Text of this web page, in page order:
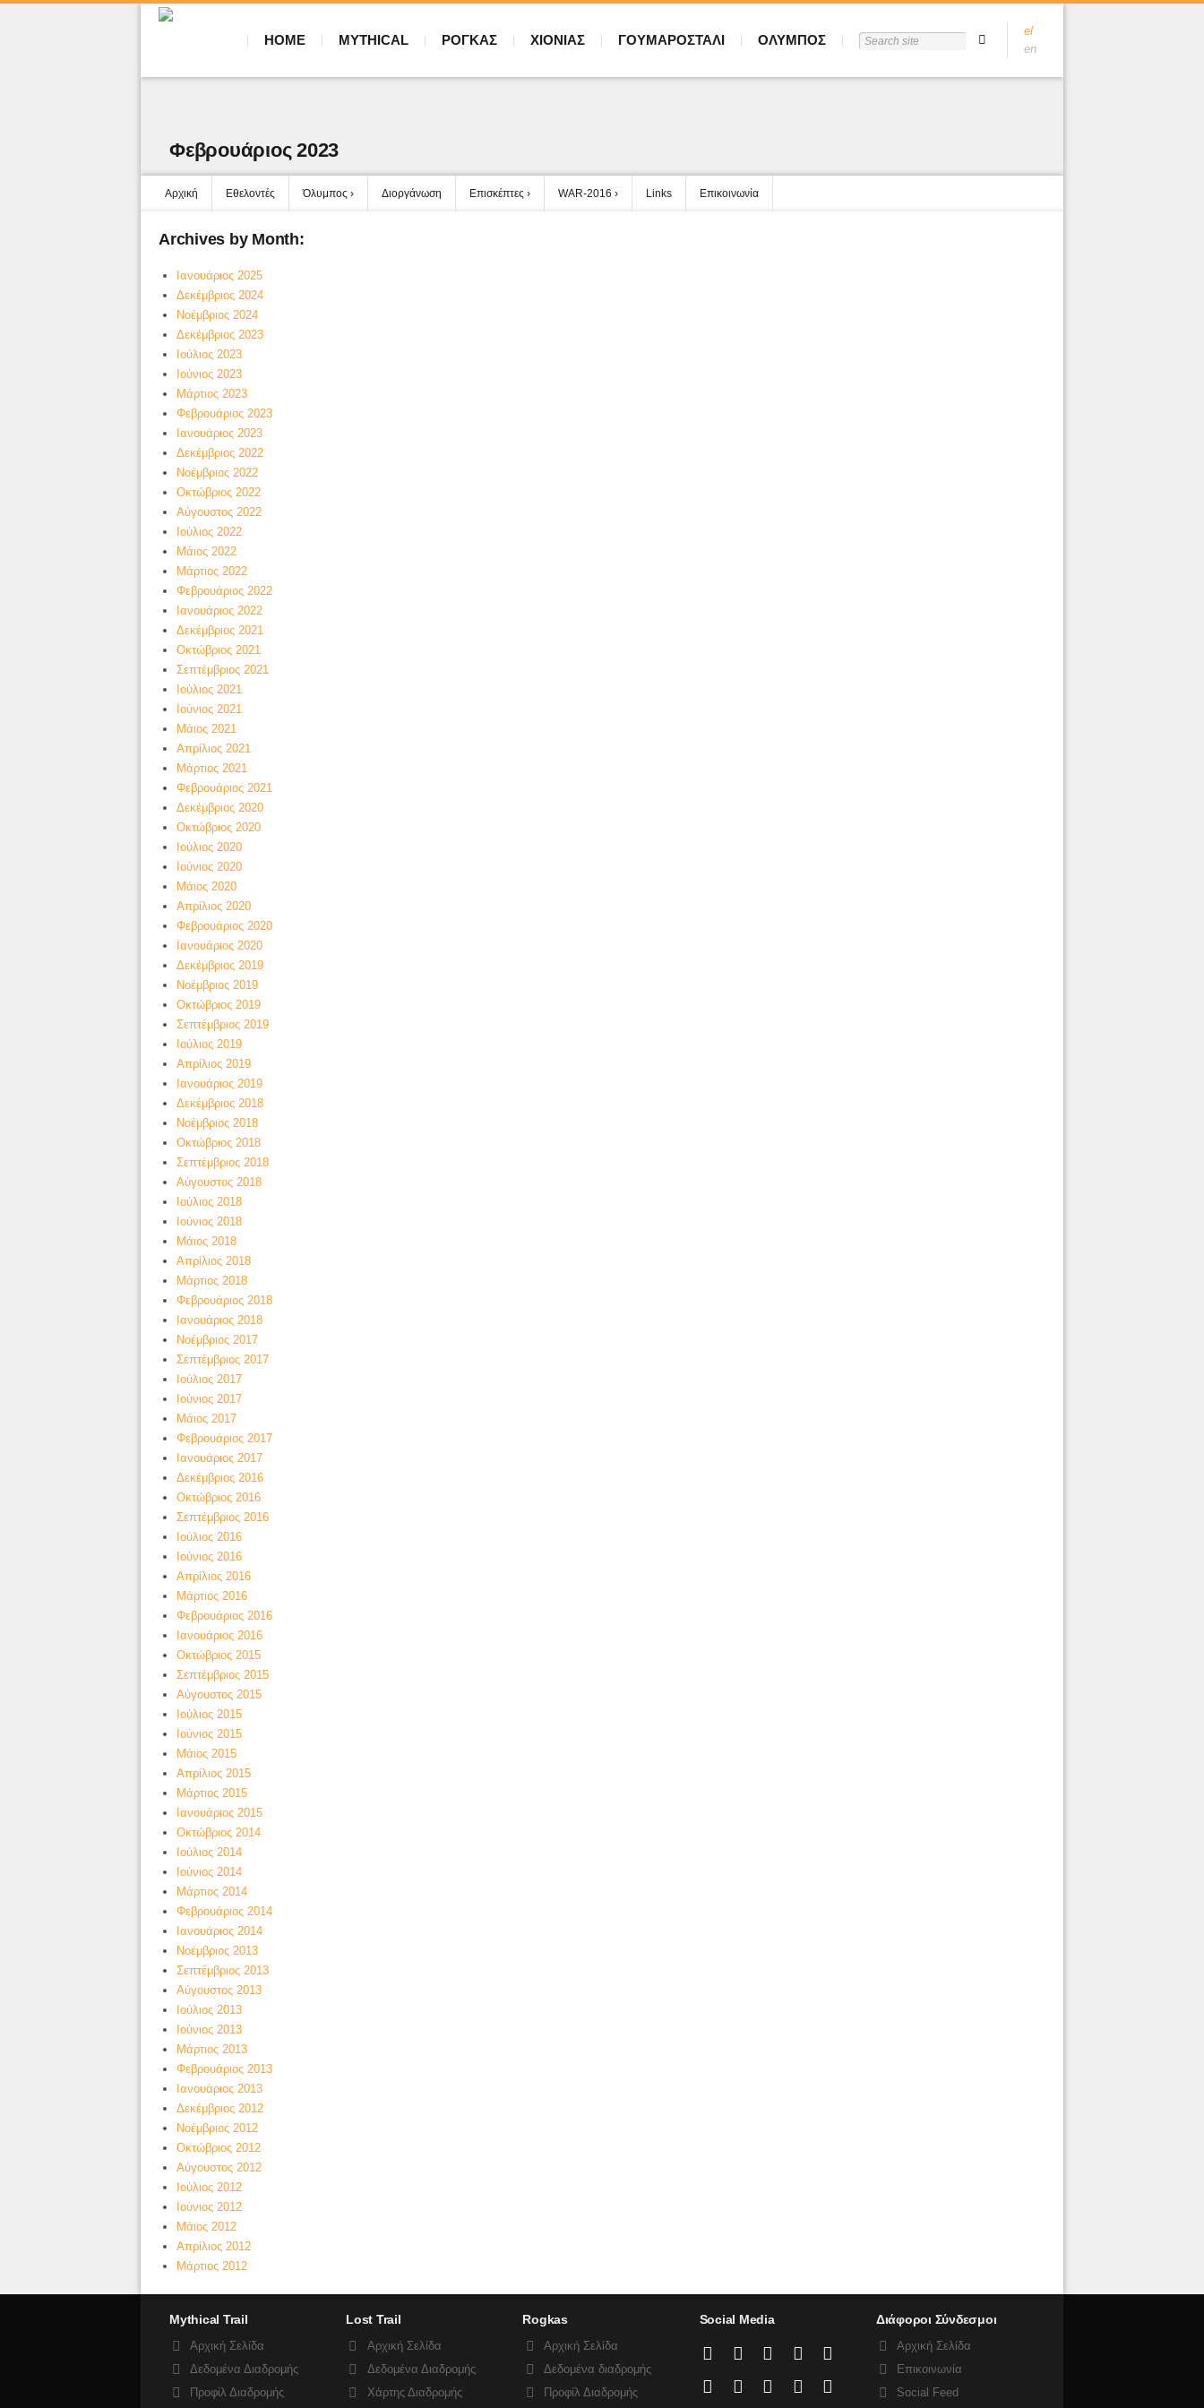
el
en
HOME MYTHICAL ΡΟΓΚΑΣ ΧΙΟΝΙΑΣ ΓΟΥΜΑΡΟΣΤΑΛΙ ΟΛΥΜΠΟΣ
Φεβρουάριος 2023
Αρχική Εθελοντές Όλυμπος Διοργάνωση Επισκέπτες WAR-2016 Links Επικοινωνία
Archives by Month:
Ιανουάριος 2025
Δεκέμβριος 2024
Νοέμβριος 2024
Δεκέμβριος 2023
Ιούλιος 2023
Ιούνιος 2023
Μάρτιος 2023
Φεβρουάριος 2023
Ιανουάριος 2023
Δεκέμβριος 2022
Νοέμβριος 2022
Οκτώβριος 2022
Αύγουστος 2022
Ιούλιος 2022
Μάιος 2022
Μάρτιος 2022
Φεβρουάριος 2022
Ιανουάριος 2022
Δεκέμβριος 2021
Οκτώβριος 2021
Σεπτέμβριος 2021
Ιούλιος 2021
Ιούνιος 2021
Μάιος 2021
Απρίλιος 2021
Μάρτιος 2021
Φεβρουάριος 2021
Δεκέμβριος 2020
Οκτώβριος 2020
Ιούλιος 2020
Ιούνιος 2020
Μάιος 2020
Απρίλιος 2020
Φεβρουάριος 2020
Ιανουάριος 2020
Δεκέμβριος 2019
Νοέμβριος 2019
Οκτώβριος 2019
Σεπτέμβριος 2019
Ιούλιος 2019
Απρίλιος 2019
Ιανουάριος 2019
Δεκέμβριος 2018
Νοέμβριος 2018
Οκτώβριος 2018
Σεπτέμβριος 2018
Αύγουστος 2018
Ιούλιος 2018
Ιούνιος 2018
Μάιος 2018
Απρίλιος 2018
Μάρτιος 2018
Φεβρουάριος 2018
Ιανουάριος 2018
Νοέμβριος 2017
Σεπτέμβριος 2017
Ιούλιος 2017
Ιούνιος 2017
Μάιος 2017
Φεβρουάριος 2017
Ιανουάριος 2017
Δεκέμβριος 2016
Οκτώβριος 2016
Σεπτέμβριος 2016
Ιούλιος 2016
Ιούνιος 2016
Απρίλιος 2016
Μάρτιος 2016
Φεβρουάριος 2016
Ιανουάριος 2016
Οκτώβριος 2015
Σεπτέμβριος 2015
Αύγουστος 2015
Ιούλιος 2015
Ιούνιος 2015
Μάιος 2015
Απρίλιος 2015
Μάρτιος 2015
Ιανουάριος 2015
Οκτώβριος 2014
Ιούλιος 2014
Ιούνιος 2014
Μάρτιος 2014
Φεβρουάριος 2014
Ιανουάριος 2014
Νοέμβριος 2013
Σεπτέμβριος 2013
Αύγουστος 2013
Ιούλιος 2013
Ιούνιος 2013
Μάρτιος 2013
Φεβρουάριος 2013
Ιανουάριος 2013
Δεκέμβριος 2012
Νοέμβριος 2012
Οκτώβριος 2012
Αύγουστος 2012
Ιούλιος 2012
Ιούνιος 2012
Μάιος 2012
Απρίλιος 2012
Μάρτιος 2012
Mythical Trail
Αρχική Σελίδα
Δεδομένα Διαδρομής
Προφίλ Διαδρομής
Lost Trail
Αρχική Σελίδα
Δεδομένα Διαδρομής
Χάρτης Διαδρομής
Rogkas
Αρχική Σελίδα
Δεδομένα διαδρομής
Προφίλ Διαδρομής
Social Media Διάφοροι Σύνδεσμοι
Αρχική Σελίδα
Επικοινωνία
Social Feed